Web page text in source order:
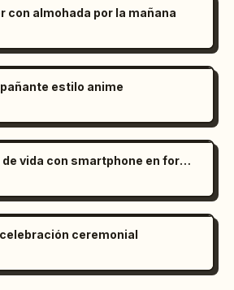
con almohada por la mañana
estilo anime
Retrato de estilo de vida con smartphone en formato RAW
ceremonial